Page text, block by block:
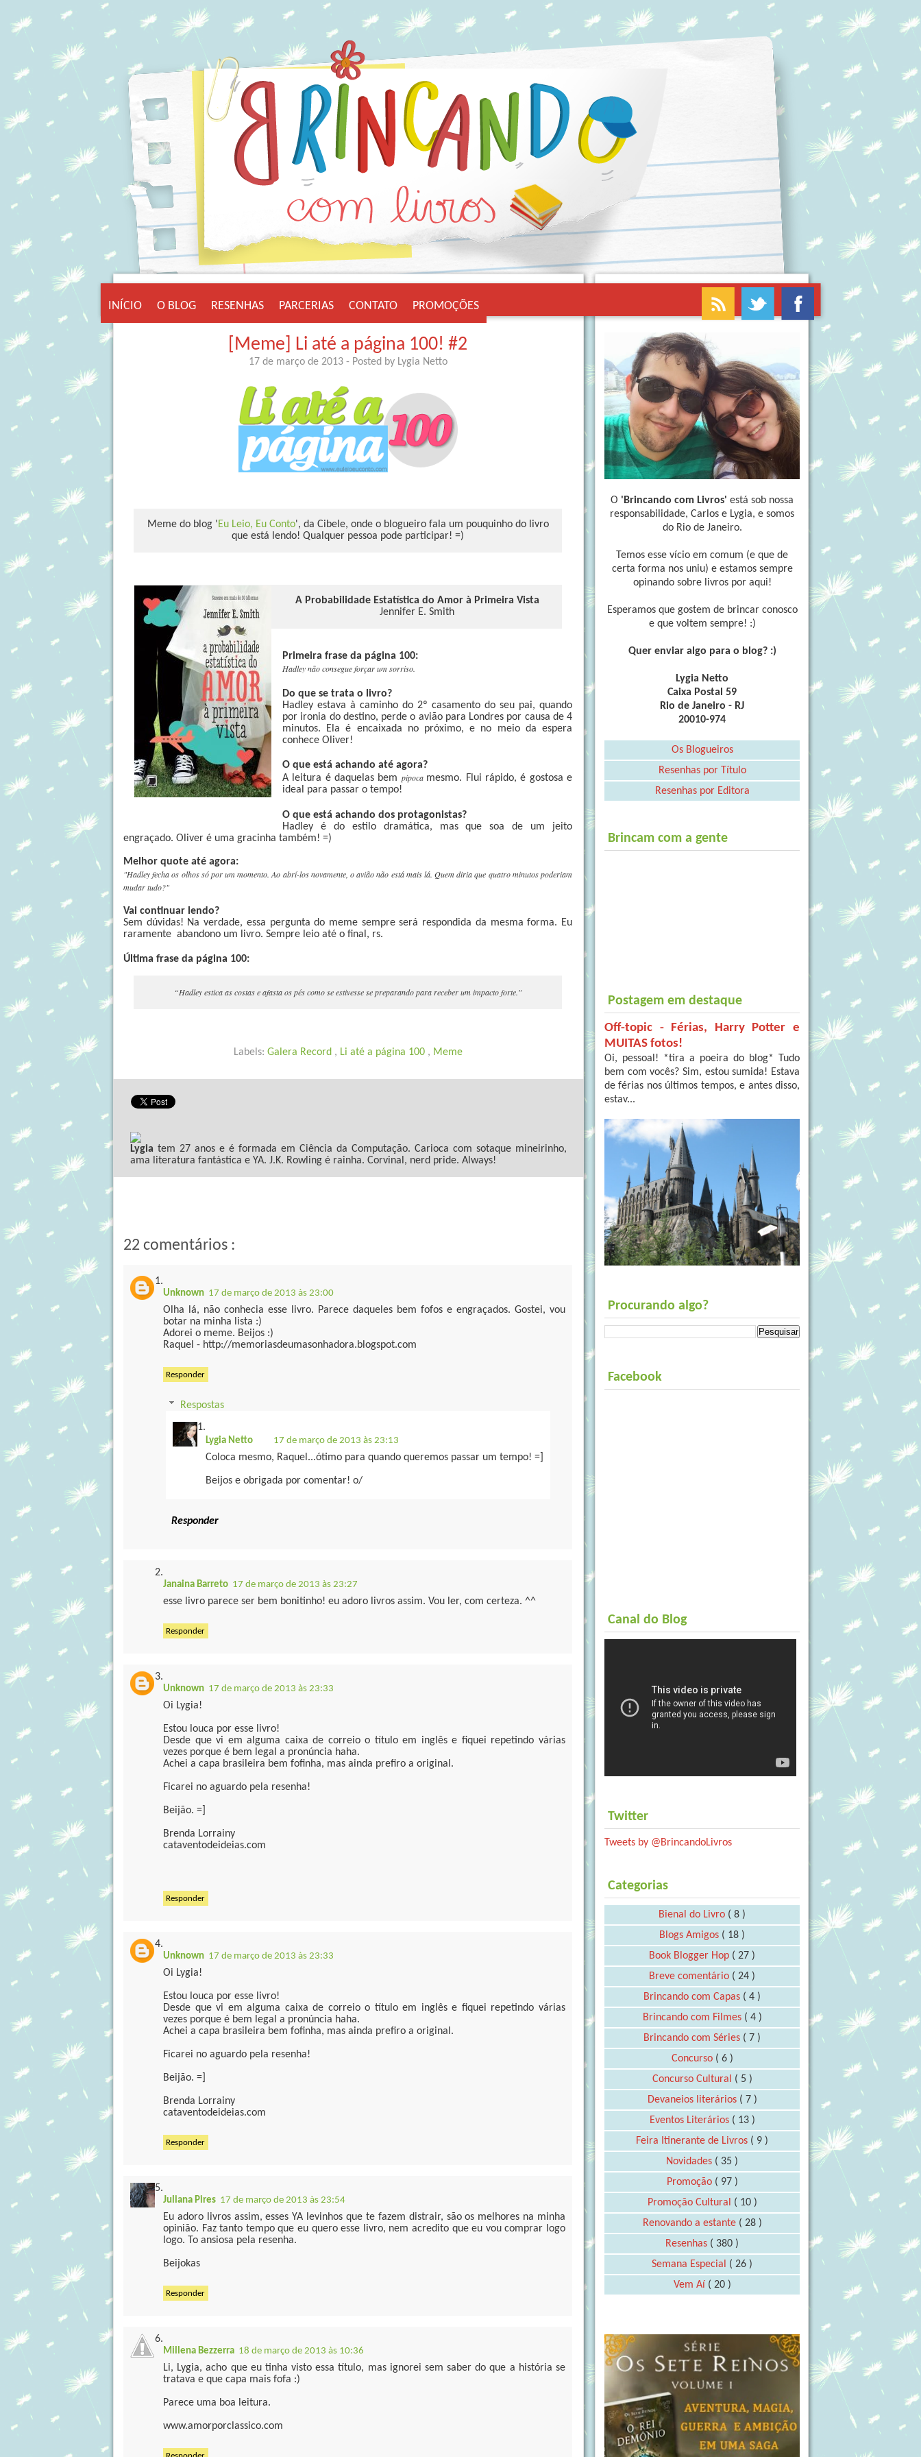
INÍCIO O BLOG RESENHAS PARCERIAS CONTATO PROMOÇÕES
[Meme] Li até a página 100! #2
17 de março de 2013 - Posted by Lygia Netto
Meme do blog 'Eu Leio, Eu Conto', da Cibele, onde o blogueiro fala um pouquinho do livro
que está lendo! Qualquer pessoa pode participar! =)
A Probabilidade Estatística do Amor à Primeira Vista
Jennifer E. Smith
Primeira frase da página 100:
Hadley não consegue forçar um sorriso.
Do que se trata o livro?
Hadley estava à caminho do 2º casamento do seu pai, quando
por ironia do destino, perde o avião para Londres por causa de 4
minutos. Ela é encaixada no próximo, e no meio da espera
conhece Oliver!
O que está achando até agora?
A leitura é daquelas bem pipoca mesmo. Flui rápido, é gostosa e
ideal para passar o tempo!
O que está achando dos protagonistas?
Hadley é do estilo dramática, mas que soa de um jeito
engraçado. Oliver é uma gracinha também! =)
Melhor quote até agora:
"Hadley fecha os olhos só por um momento. Ao abrí-los novamente, o avião não está mais lá. Quem diria que quatro minutos poderiam
mudar tudo?"
Vai continuar lendo?
Sem dúvidas! Na verdade, essa pergunta do meme sempre será respondida da mesma forma. Eu
raramente abandono um livro. Sempre leio até o final, rs.
Última frase da página 100:
“Hadley estica as costas e afasta os pés como se estivesse se preparando para receber um impacto forte."
Labels: Galera Record , Li até a página 100 , Meme
Lygia tem 27 anos e é formada em Ciência da Computação. Carioca com sotaque mineirinho,
ama literatura fantástica e YA. J.K. Rowling é rainha. Corvinal, nerd pride. Always!
22 comentários :
Unknown 17 de março de 2013 às 23:00
Olha lá, não conhecia esse livro. Parece daqueles bem fofos e engraçados. Gostei, vou
botar na minha lista :)
Adorei o meme. Beijos :)
Raquel - http://memoriasdeumasonhadora.blogspot.com
Responder
Respostas
Lygia Netto 17 de março de 2013 às 23:13
Coloca mesmo, Raquel...ótimo para quando queremos passar um tempo! =]
Beijos e obrigada por comentar! o/
Responder
Janaina Barreto 17 de março de 2013 às 23:27
esse livro parece ser bem bonitinho! eu adoro livros assim. Vou ler, com certeza. ^^
Responder
Unknown 17 de março de 2013 às 23:33
Oi Lygia!
Estou louca por esse livro!
Desde que vi em alguma caixa de correio o título em inglês e fiquei repetindo várias
vezes porque é bem legal a pronúncia haha.
Achei a capa brasileira bem fofinha, mas ainda prefiro a original.
Ficarei no aguardo pela resenha!
Beijão. =]
Brenda Lorrainy
cataventodeideias.com
Responder
Unknown 17 de março de 2013 às 23:33
Oi Lygia!
Estou louca por esse livro!
Desde que vi em alguma caixa de correio o título em inglês e fiquei repetindo várias
vezes porque é bem legal a pronúncia haha.
Achei a capa brasileira bem fofinha, mas ainda prefiro a original.
Ficarei no aguardo pela resenha!
Beijão. =]
Brenda Lorrainy
cataventodeideias.com
Responder
Juliana Pires 17 de março de 2013 às 23:54
Eu adoro livros assim, esses YA levinhos que te fazem distrair, são os melhores na minha
opinião. Faz tanto tempo que eu quero esse livro, nem acredito que eu vou comprar logo
logo. To ansiosa pela resenha.
Beijokas
Responder
Millena Bezzerra 18 de março de 2013 às 10:36
Li, Lygia, acho que eu tinha visto essa título, mas ignorei sem saber do que a história se
tratava e que capa mais fofa :)
Parece uma boa leitura.
www.amorporclassico.com
O 'Brincando com Livros' está sob nossa
responsabilidade, Carlos e Lygia, e somos
do Rio de Janeiro.
Temos esse vício em comum (e que de
certa forma nos uniu) e estamos sempre
opinando sobre livros por aqui!
Esperamos que gostem de brincar conosco
e que voltem sempre! :)
Quer enviar algo para o blog? :)
Lygia Netto
Caixa Postal 59
Rio de Janeiro - RJ
20010-974
Os Blogueiros
Resenhas por Título
Resenhas por Editora
Brincam com a gente
Postagem em destaque
Off-topic - Férias, Harry Potter e
MUITAS fotos!
Oi, pessoal! *tira a poeira do blog* Tudo
bem com vocês? Sim, estou sumida! Estava
de férias nos últimos tempos, e antes disso,
estav...
Procurando algo?
Facebook
Canal do Blog
Twitter
Tweets by @BrincandoLivros
Categorias
Bienal do Livro ( 8 )
Blogs Amigos ( 18 )
Book Blogger Hop ( 27 )
Breve comentário ( 24 )
Brincando com Capas ( 4 )
Brincando com Filmes ( 4 )
Brincando com Séries ( 7 )
Concurso ( 6 )
Concurso Cultural ( 5 )
Devaneios literários ( 7 )
Eventos Literários ( 13 )
Feira Itinerante de Livros ( 9 )
Novidades ( 35 )
Promoção ( 97 )
Promoção Cultural ( 10 )
Renovando a estante ( 28 )
Resenhas ( 380 )
Semana Especial ( 26 )
Vem Aí ( 20 )